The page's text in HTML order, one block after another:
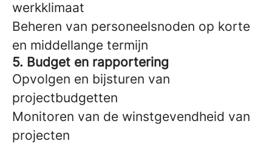
werkklimaat
Beheren van personeelsnoden op korte
en middellange termijn
5. Budget en rapportering
Opvolgen en bijsturen van
projectbudgetten
Monitoren van de winstgevendheid van
projecten